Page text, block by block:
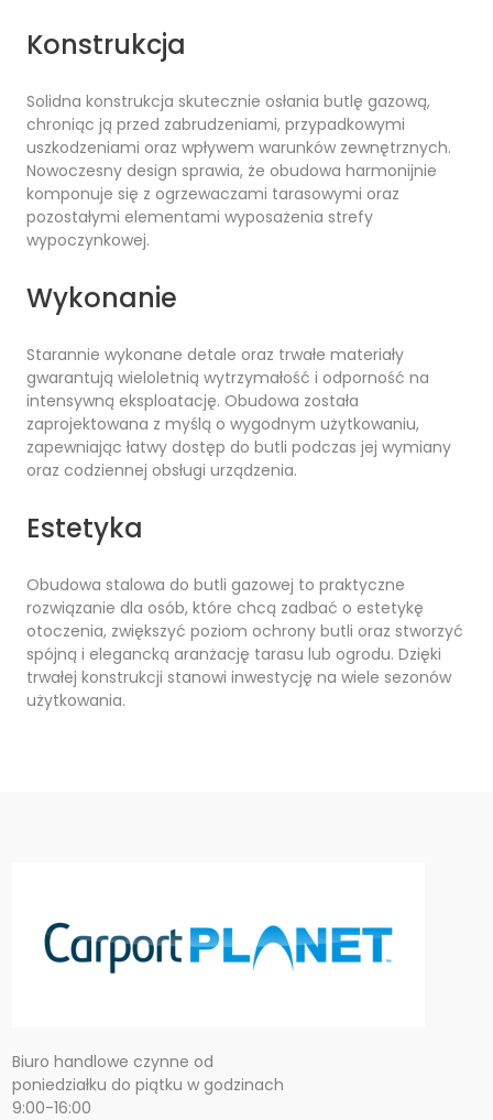
Konstrukcja
Solidna konstrukcja skutecznie osłania butlę gazową,
chroniąc ją przed zabrudzeniami, przypadkowymi
uszkodzeniami oraz wpływem warunków zewnętrznych.
Nowoczesny design sprawia, że obudowa harmonijnie
komponuje się z ogrzewaczami tarasowymi oraz
pozostałymi elementami wyposażenia strefy
wypoczynkowej.
Wykonanie
Starannie wykonane detale oraz trwałe materiały
gwarantują wieloletnią wytrzymałość i odporność na
intensywną eksploatację. Obudowa została
zaprojektowana z myślą o wygodnym użytkowaniu,
zapewniając łatwy dostęp do butli podczas jej wymiany
oraz codziennej obsługi urządzenia.
Estetyka
Obudowa stalowa do butli gazowej to praktyczne
rozwiązanie dla osób, które chcą zadbać o estetykę
otoczenia, zwiększyć poziom ochrony butli oraz stworzyć
spójną i elegancką aranżację tarasu lub ogrodu. Dzięki
trwałej konstrukcji stanowi inwestycję na wiele sezonów
użytkowania.
Biuro handlowe czynne od
poniedziałku do piątku w godzinach
9:00-16:00